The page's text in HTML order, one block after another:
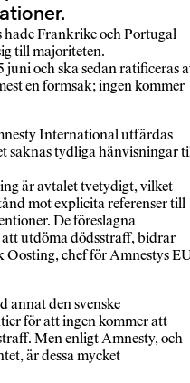
Frankrike och Portugal
till majoriteten.
och ska sedan ratificeras
en formsak; ingen kommer
International utfärdas
saknas tydliga hänvisningar
är avtalet tvetydigt, vilket
mot explicita referenser till
De föreslagna
utdöma dödsstraff, bidrar
chef för Amnestys
annat den svenske
för att ingen kommer att
Men enligt Amnesty, och
är dessa mycket